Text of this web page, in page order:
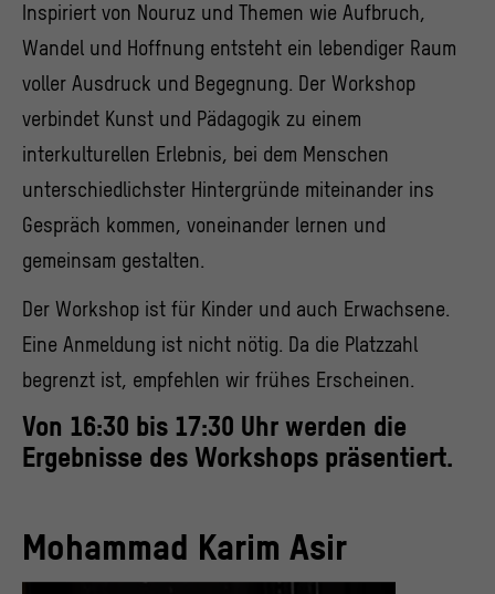
Inspiriert von Nouruz und Themen wie Aufbruch,
Wandel und Hoffnung entsteht ein lebendiger Raum
voller Ausdruck und Begegnung. Der Workshop
verbindet Kunst und Pädagogik zu einem
interkulturellen Erlebnis, bei dem Menschen
unterschiedlichster Hintergründe miteinander ins
Gespräch kommen, voneinander lernen und
gemeinsam gestalten.
Der Workshop ist für Kinder und auch Erwachsene.
Eine Anmeldung ist nicht nötig. Da die Platzzahl
begrenzt ist, empfehlen wir frühes Erscheinen.
Von 16:30 bis 17:30 Uhr werden die
Ergebnisse des Workshops präsentiert.
Mohammad Karim Asir